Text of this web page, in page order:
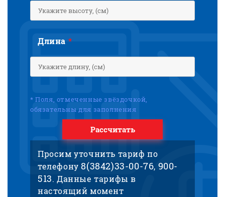
Длина *
* Поля, отмеченные звёздочкой,
обязательны для заполнения
Рассчитать
Просим уточнить тариф по
телефону8(3842)33-00-76, 900-
513. Данные тарифы в
настоящий момент